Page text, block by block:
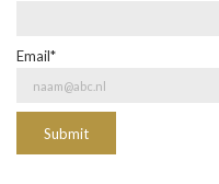
Email*